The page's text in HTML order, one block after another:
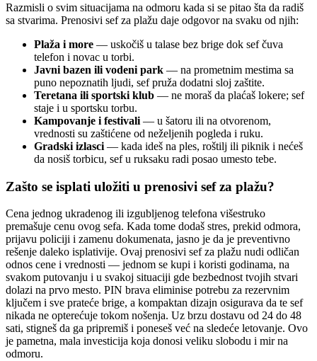
Razmisli o svim situacijama na odmoru kada si se pitao šta da radiš
sa stvarima. Prenosivi sef za plažu daje odgovor na svaku od njih:
Plaža i more — uskočiš u talase bez brige dok sef čuva
telefon i novac u torbi.
Javni bazen ili vodeni park — na prometnim mestima sa
puno nepoznatih ljudi, sef pruža dodatni sloj zaštite.
Teretana ili sportski klub — ne moraš da plaćaš lokere; sef
staje i u sportsku torbu.
Kampovanje i festivali — u šatoru ili na otvorenom,
vrednosti su zaštićene od neželjenih pogleda i ruku.
Gradski izlasci — kada ideš na ples, roštilj ili piknik i nećeš
da nosiš torbicu, sef u ruksaku radi posao umesto tebe.
Zašto se isplati uložiti u prenosivi sef za plažu?
Cena jednog ukradenog ili izgubljenog telefona višestruko
premašuje cenu ovog sefa. Kada tome dodaš stres, prekid odmora,
prijavu policiji i zamenu dokumenata, jasno je da je preventivno
rešenje daleko isplativije. Ovaj prenosivi sef za plažu nudi odličan
odnos cene i vrednosti — jednom se kupi i koristi godinama, na
svakom putovanju i u svakoj situaciji gde bezbednost tvojih stvari
dolazi na prvo mesto. PIN brava eliminisе potrebu za rezervnim
ključem i sve prateće brige, a kompaktan dizajn osigurava da te sef
nikada ne opterećuje tokom nošenja. Uz brzu dostavu od 24 do 48
sati, stigneš da ga pripremiš i poneseš već na sledeće letovanje. Ovo
je pametna, mala investicija koja donosi veliku slobodu i mir na
odmoru.